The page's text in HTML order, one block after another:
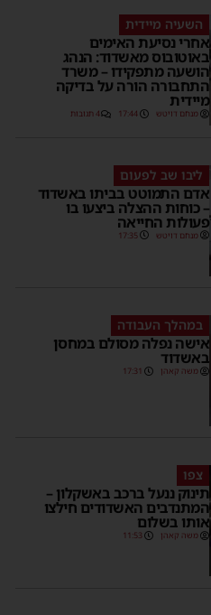
השעיה מיידית
אחרי נסיעת האימים
באוטובוס מאשדוד: הנהג
הושעה מתפקידו – משרד
התחבורה הורה על בדיקה
מיידית
מנחם דויטש 17:44 4 תגובות
ליבו שב לפעום
אדם התמוטט בביתו באשדוד
– כוחות ההצלה ביצעו בו
פעולות החייאה
מנחם דויטש 17:35
במהלך העבודה
אישה נפלה מסולם במחסן
באשדוד
משה קאהן 17:31
צפו
תינוק ננעל ברכב באשקלון –
המתנדבים האשדודים חילצו
אותו בשלום
משה קאהן 11:53